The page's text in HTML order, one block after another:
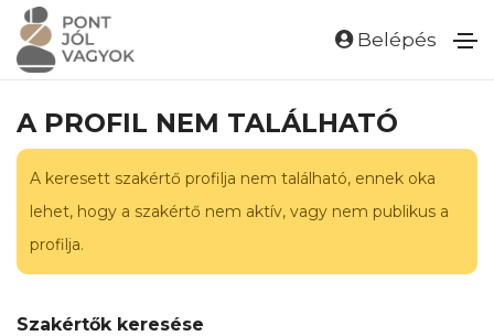
Belépés
A PROFIL NEM TALÁLHATÓ
A keresett szakértő profilja nem található, ennek oka
lehet, hogy a szakértő nem aktív, vagy nem publikus a
profilja.
Szakértők keresése